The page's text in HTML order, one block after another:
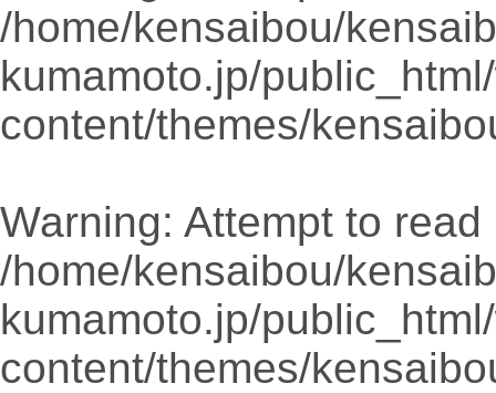
/home/kensaibou/
kumamoto.jp/
content/themes/
Warning: Attempt to
/home/kensaibou/
kumamoto.jp/
content/themes/